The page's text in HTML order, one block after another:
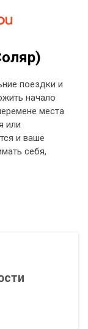
поездки и
начало
места
или
и ваше
себя,